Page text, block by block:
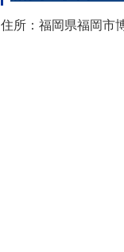
住所：福岡県福岡市